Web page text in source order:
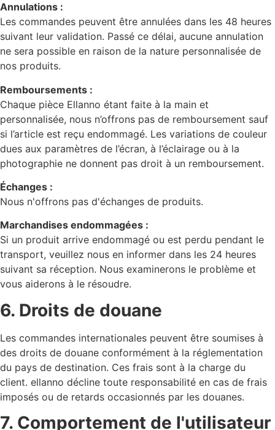
Annulations :
Les commandes peuvent être annulées dans les 48 heures
suivant leur validation. Passé ce délai, aucune annulation
ne sera possible en raison de la nature personnalisée de
nos produits.
Remboursements :
Chaque pièce Ellanno étant faite à la main et
personnalisée, nous n’offrons pas de remboursement sauf
si l’article est reçu endommagé. Les variations de couleur
dues aux paramètres de l’écran, à l’éclairage ou à la
photographie ne donnent pas droit à un remboursement.
Échanges :
Nous n'offrons pas d'échanges de produits.
Marchandises endommagées :
Si un produit arrive endommagé ou est perdu pendant le
transport, veuillez nous en informer dans les 24 heures
suivant sa réception. Nous examinerons le problème et
vous aiderons à le résoudre.
6. Droits de douane
Les commandes internationales peuvent être soumises à
des droits de douane conformément à la réglementation
du pays de destination. Ces frais sont à la charge du
client. ellanno décline toute responsabilité en cas de frais
imposés ou de retards occasionnés par les douanes.
7. Comportement de l'utilisateur